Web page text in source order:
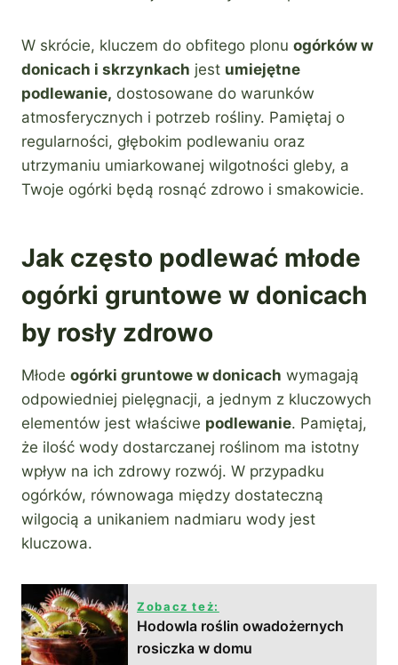
W skrócie, kluczem do obfitego plonu ogórków w
donicach i skrzynkach jest umiejętne
podlewanie, dostosowane do warunków
atmosferycznych i potrzeb rośliny. Pamiętaj o
regularności, głębokim podlewaniu oraz
utrzymaniu umiarkowanej wilgotności gleby, a
Twoje ogórki będą rosnąć zdrowo i smakowicie.
Jak często podlewać młode
ogórki gruntowe w donicach
by rosły zdrowo
Młode ogórki gruntowe w donicach wymagają
odpowiedniej pielęgnacji, a jednym z kluczowych
elementów jest właściwe podlewanie. Pamiętaj,
że ilość wody dostarczanej roślinom ma istotny
wpływ na ich zdrowy rozwój. W przypadku
ogórków, równowaga między dostateczną
wilgocią a unikaniem nadmiaru wody jest
kluczowa.
Zobacz też:
Hodowla roślin owadożernych
rosiczka w domu